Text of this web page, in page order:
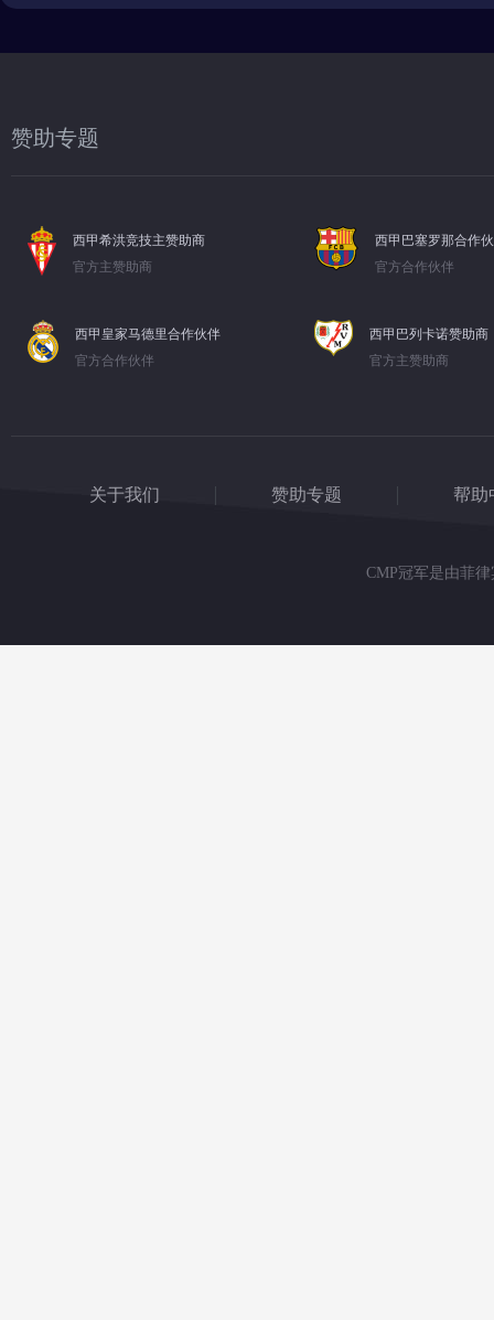
赞助专题
西甲希洪竞技主赞助商
官方主赞助商
西甲巴塞罗那合作
官方合作伙伴
西甲皇家马德里合作伙伴
官方合作伙伴
西甲巴列卡诺赞助商
官方主赞助商
关于我们 赞助专题 帮助
CMP冠军是由菲